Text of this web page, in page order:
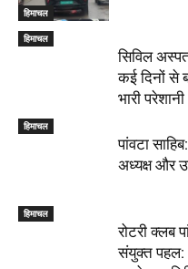
हिमाचल
हिमाचल
सिविल
कई दिनों से
भारी परेशानी
हिमाचल
पांवटा
अध्यक्ष और
हिमाचल
​रोटरी क्लब
संयुक्त पहल: